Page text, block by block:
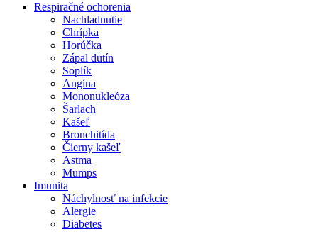
Respiračné ochorenia
Nachladnutie
Chrípka
Horúčka
Zápal dutín
Soplík
Angína
Mononukleóza
Šarlach
Kašeľ
Bronchitída
Čierny kašeľ
Astma
Mumps
Imunita
Náchylnosť na infekcie
Alergie
Diabetes